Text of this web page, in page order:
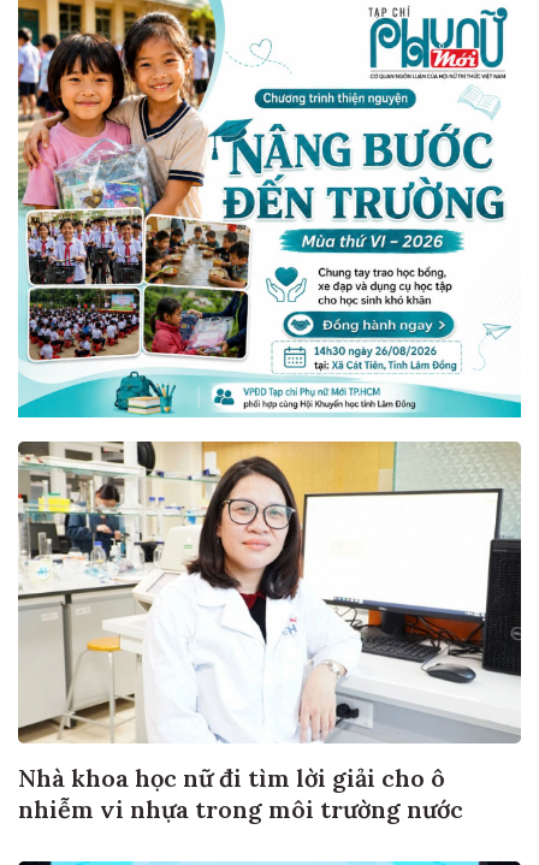
Nhà khoa học nữ đi tìm lời giải cho ô
nhiễm vi nhựa trong môi trường nước